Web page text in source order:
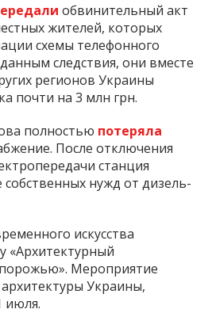
обвинительный акт
жителей, которых
схемы телефонного
следствия, они вместе
регионов Украины
почти на 3 млн грн.
полностью потеряла
После отключения
станция
нужд от дизель-
искусства
«Архитектурный
Мероприятие
Украины,
июля.